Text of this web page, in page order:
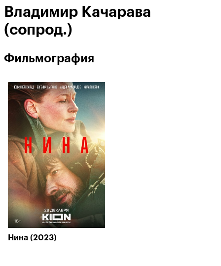
Владимир Качарава
(сопрод.)
Фильмография
Нина (2023)